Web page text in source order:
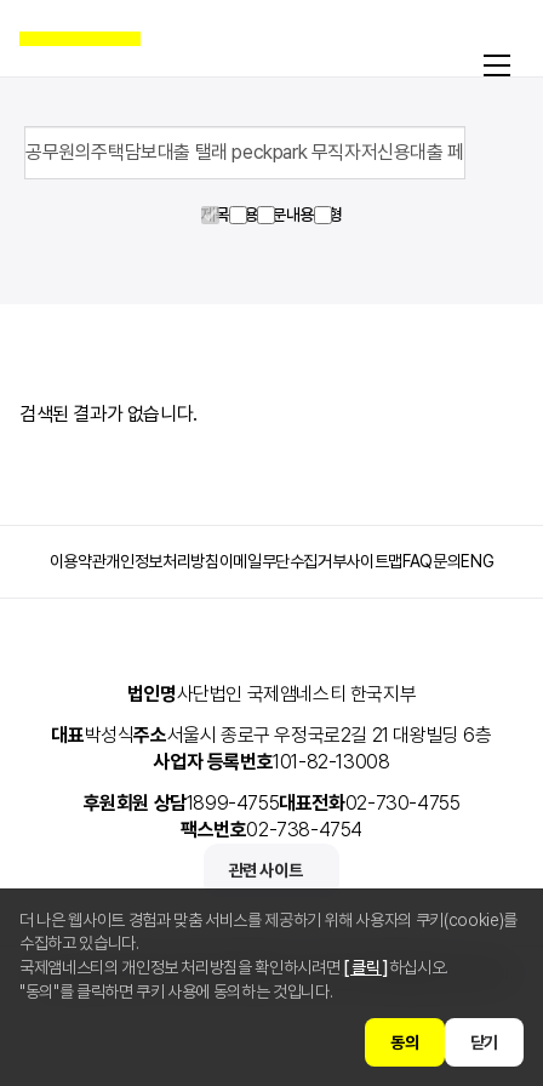
제목내용영문내용유형
검색된 결과가 없습니다.
이용약관개인정보처리방침이메일무단수집거부사이트맵FAQ문의 ENG
법인명사단법인 국제앰네스티 한국지부
대표박성식주소서울시 종로구 우정국로2길 21 대왕빌딩 6층
사업자 등록번호101-82-13008
후원회원 상담1899-4755대표전화02-730-4755
팩스번호02-738-4754
관련 사이트
Copyright © 2025 사단법인 국제앰네스티 한국지부 All Rights Reserved.
더 나은 웹사이트 경험과 맞춤 서비스를 제공하기 위해 사용자의 쿠키(cookie)를
수집하고 있습니다.
국제앰네스티의 개인정보 처리방침을 확인하시려면 [ 클릭 ] 하십시오.
"동의"를 클릭하면 쿠키 사용에 동의하는 것입니다.
동의 닫기